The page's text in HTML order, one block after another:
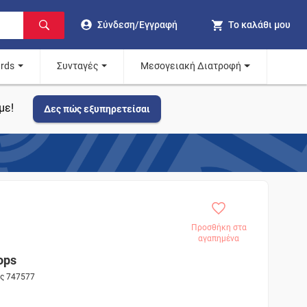
Σύνδεση/Εγγραφή Το καλάθι μου
Συνταγές Μεσογειακή Διατροφή
Δες πώς εξυπηρετείσαι
Προσθήκη στα
αγαπημένα
747577